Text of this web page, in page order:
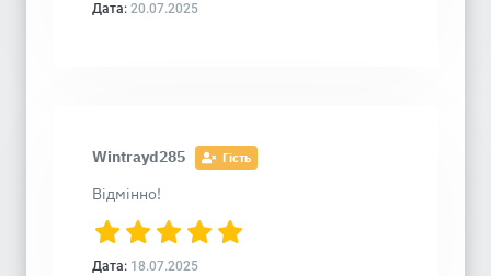
Дата: 20.07.2025
Wintrayd285 Гість
Відмінно!
Дата: 18.07.2025